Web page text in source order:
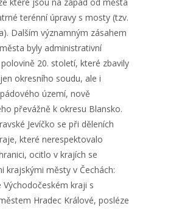
terénní úpravy s mosty (tzv.
Dalším významným zásahem
byly administrativní
20. století, které zbavily
okresního soudu, ale i
území, nově
převážně k okresu Blansko.
Jevíčko se při děleních
které nerespektovalo
ocitlo v krajích se
krajskými městy v Čechách:
Východočeském kraji s
Hradec Králové, posléze